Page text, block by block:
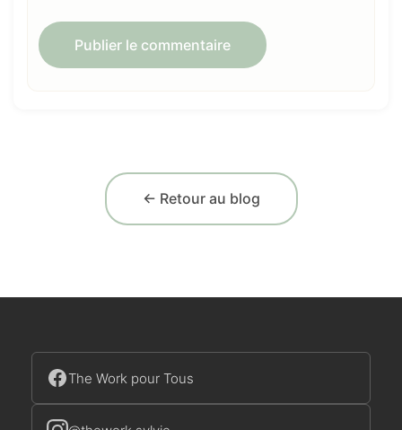
← Retour au blog
The Work pour Tous